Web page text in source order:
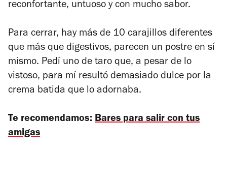
reconfortante, untuoso y con mucho sabor.
Para cerrar, hay más de 10 carajillos diferentes
que más que digestivos, parecen un postre en sí
mismo. Pedí uno de taro que, a pesar de lo
vistoso, para mí resultó demasiado dulce por la
crema batida que lo adornaba.
Te recomendamos: Bares para salir con tus
amigas